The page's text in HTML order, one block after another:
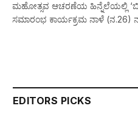
ಮಹೋತ್ಸವ ಆಚರಣೆಯ ಹಿನ್ನೆಲೆಯಲ್ಲಿ
ಸಮಾರಂಭ ಕಾರ್ಯಕ್ರಮ ನಾಳೆ
EDITORS PICKS